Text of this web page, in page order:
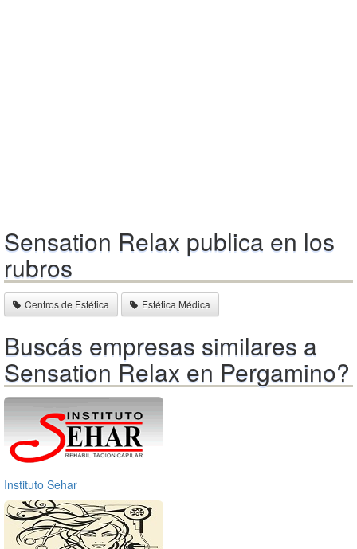
Sensation Relax publica en los
rubros
Centros de Estética Estética Médica
Buscás empresas similares a
Sensation Relax en Pergamino?
Instituto Sehar